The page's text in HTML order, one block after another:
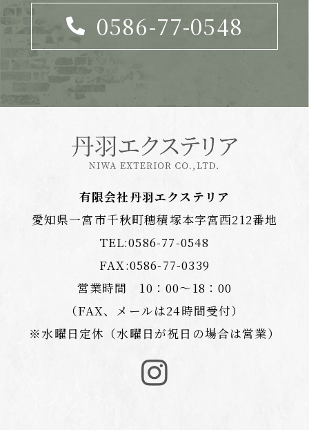
0586-77-0548
有限会社丹羽エクステリア
愛知県一宮市千秋町穂積塚本字宮西212番地
TEL:0586-77-0548
FAX:0586-77-0339
営業時間 10：00〜18：00
（FAX、メールは24時間受付）
※水曜日定休（水曜日が祝日の場合は営業）